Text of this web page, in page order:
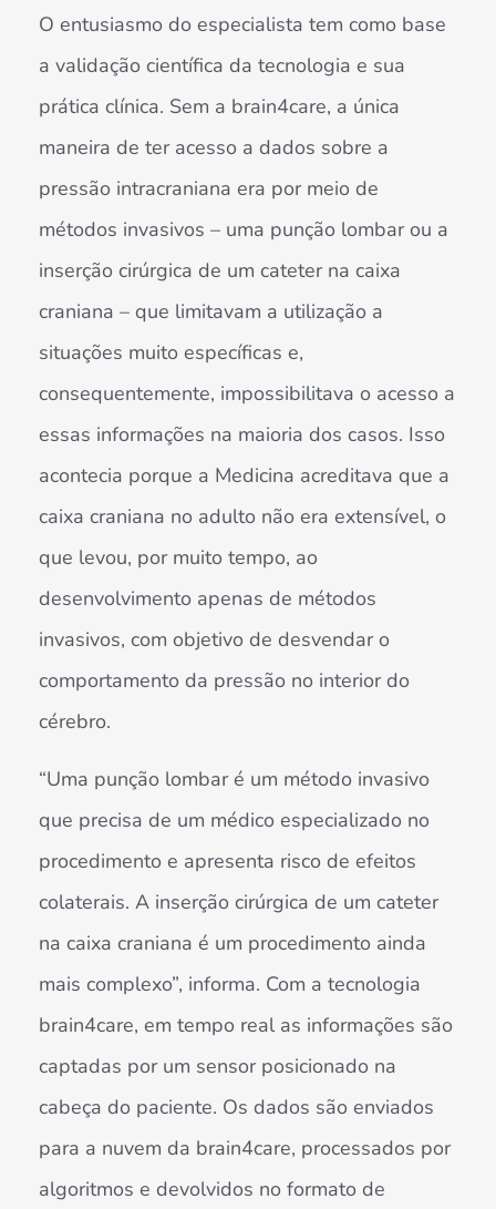
O entusiasmo do especialista tem como base
a validação científica da tecnologia e sua
prática clínica. Sem a brain4care, a única
maneira de ter acesso a dados sobre a
pressão intracraniana era por meio de
métodos invasivos – uma punção lombar ou a
inserção cirúrgica de um cateter na caixa
craniana – que limitavam a utilização a
situações muito específicas e,
consequentemente, impossibilitava o acesso a
essas informações na maioria dos casos. Isso
acontecia porque a Medicina acreditava que a
caixa craniana no adulto não era extensível, o
que levou, por muito tempo, ao
desenvolvimento apenas de métodos
invasivos, com objetivo de desvendar o
comportamento da pressão no interior do
cérebro.
“Uma punção lombar é um método invasivo
que precisa de um médico especializado no
procedimento e apresenta risco de efeitos
colaterais. A inserção cirúrgica de um cateter
na caixa craniana é um procedimento ainda
mais complexo”, informa. Com a tecnologia
brain4care, em tempo real as informações são
captadas por um sensor posicionado na
cabeça do paciente. Os dados são enviados
para a nuvem da brain4care, processados por
algoritmos e devolvidos no formato de